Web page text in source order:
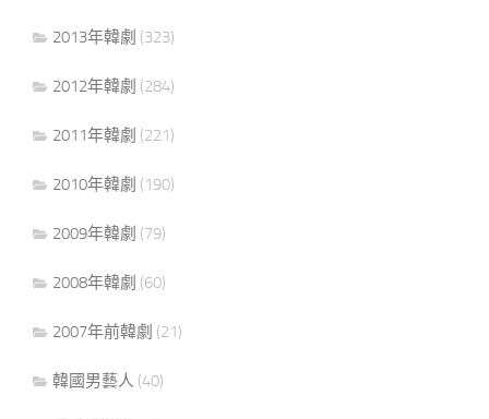
2013年韓劇 (323)
2012年韓劇 (284)
2011年韓劇 (221)
2010年韓劇 (190)
2009年韓劇 (79)
2008年韓劇 (60)
2007年前韓劇 (21)
韓國男藝人 (40)